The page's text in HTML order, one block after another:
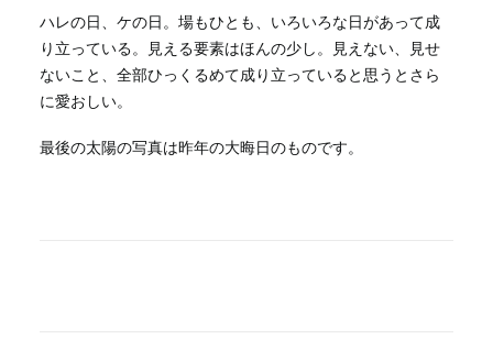
ハレの日、ケの日。場もひとも、いろいろな日があって成
り立っている。見える要素はほんの少し。見えない、見せ
ないこと、全部ひっくるめて成り立っていると思うとさら
に愛おしい。
最後の太陽の写真は昨年の大晦日のものです。